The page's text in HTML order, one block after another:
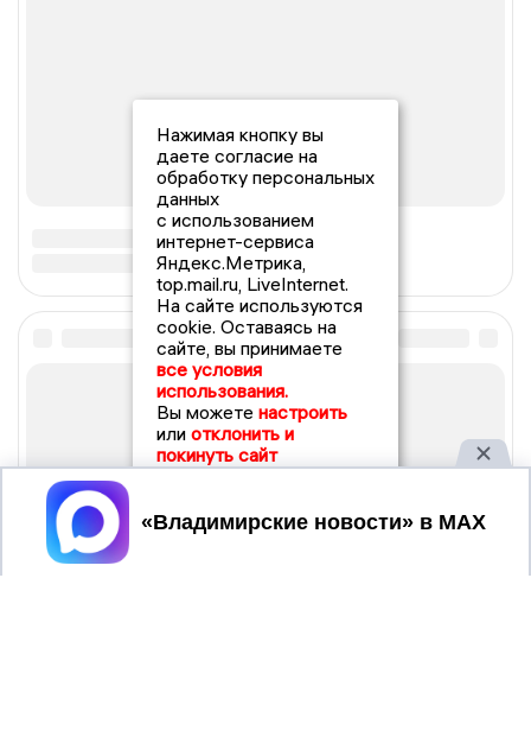
Нажимая кнопку вы
даете согласие на
обработку персональных
данных
с использованием
интернет-сервиса
Яндекс.Метрика,
top.mail.ru, LiveInternet.
На сайте используются
cookie. Оставаясь на
сайте, вы принимаете
все условия
использования.
Вы можете настроить
или отклонить и
покинуть сайт
Принять